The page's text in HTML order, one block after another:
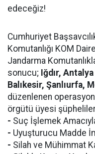
edeceğiz!
Cumhuriyet
Komutanlığı KOM
Jandarma
sonucu; Iğdır,
Balıkesir, Şanlıurfa,
düzenlenen
örgütü üyesi
- Suç İşlemek
- Uyuşturucu Madde
- Silah ve Mühimmat